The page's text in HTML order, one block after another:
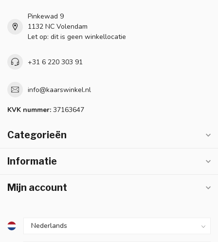
Pinkewad 9
1132 NC Volendam
Let op: dit is geen winkellocatie
+31 6 220 303 91
info@kaarswinkel.nl
KVK nummer: 37163647
Categorieën
Informatie
Mijn account